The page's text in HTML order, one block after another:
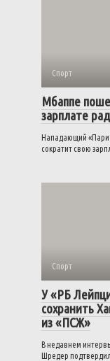
Спорт
Мбаппе
зарплате
Нападающий «Пари
сократит свою
Спорт
У «РБ
сохранить
из «ПСЖ»
В недавнем
Шредер